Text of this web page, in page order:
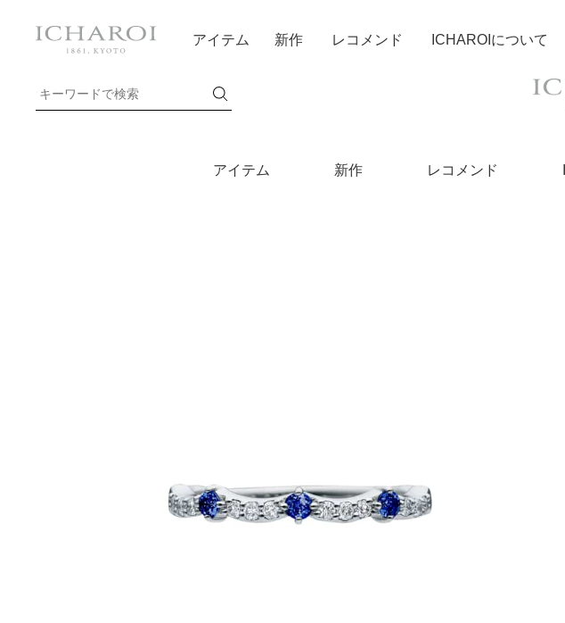
アイテム 新作 レコメンド
アイテム 新作 レコメンド ICHAROIについて